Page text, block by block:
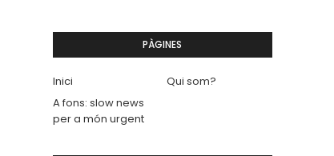
PÀGINES
Inici
Qui som?
A fons: slow news
per a món urgent